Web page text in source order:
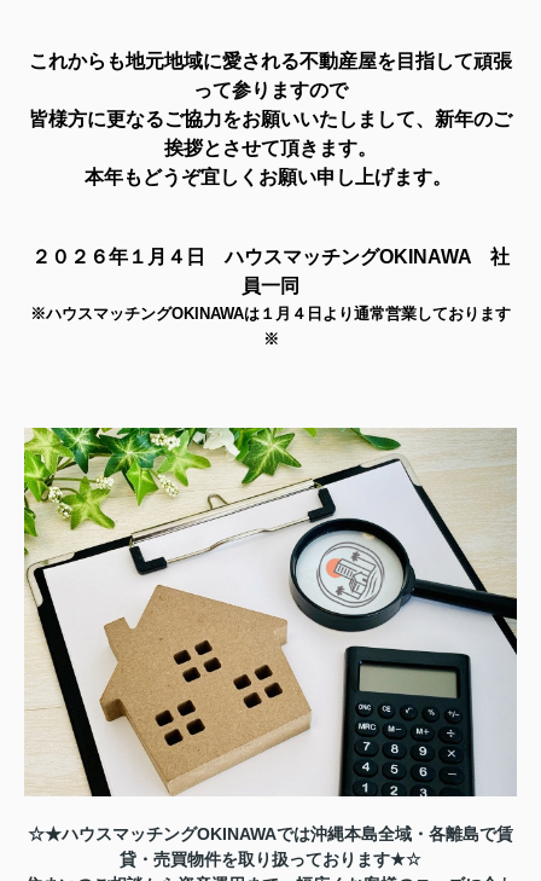
これからも地元地域に愛される不動産屋を目指して頑張
って参りますので
皆様方に更なるご協力をお願いいたしまして、新年のご
挨拶とさせて頂きます。
本年もどうぞ宜しくお願い申し上げます。
２０２６年１月４日 ハウスマッチングOKINAWA 社
員一同
※ハウスマッチングOKINAWAは１月４日より通常営業しております
※
☆★ハウスマッチングOKINAWAでは沖縄本島全域・各離島で賃
貸・売買物件を取り扱っております★☆